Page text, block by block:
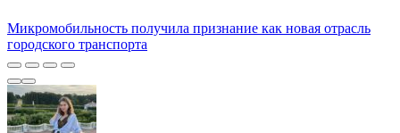
Микромобильность получила признание как новая отрасль
городского транспорта